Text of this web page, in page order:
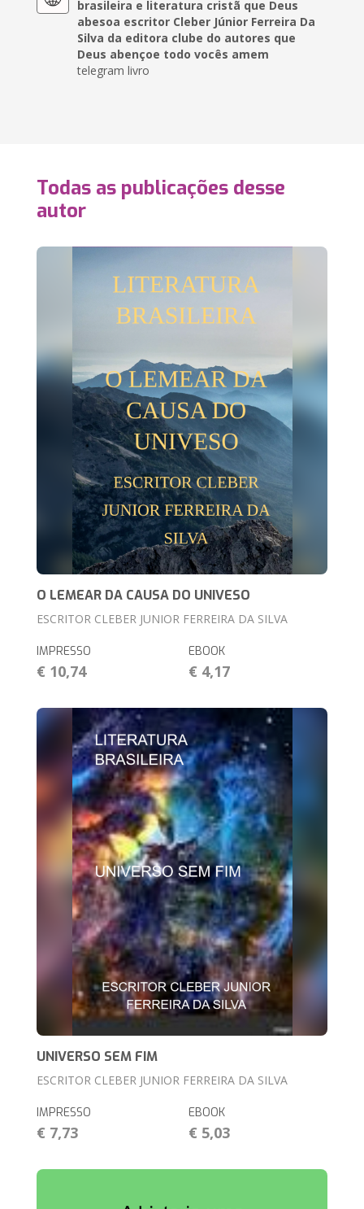
brasileira e literatura cristã que Deus
abesoa escritor Cleber Júnior Ferreira Da
Silva da editora clube do autores que
Deus abençoe todo vocês amem
telegram livro
Todas as publicações desse
autor
O LEMEAR DA CAUSA DO UNIVESO
ESCRITOR CLEBER JUNIOR FERREIRA DA SILVA
IMPRESSO
€ 10,74
EBOOK
€ 4,17
UNIVERSO SEM FIM
ESCRITOR CLEBER JUNIOR FERREIRA DA SILVA
IMPRESSO
€ 7,73
EBOOK
€ 5,03